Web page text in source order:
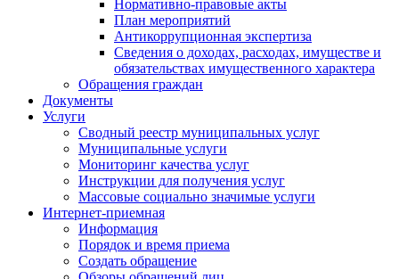
Нормативно-правовые акты
План мероприятий
Антикоррупционная экспертиза
Сведения о доходах, расходах, имуществе и
обязательствах имущественного характера
Обращения граждан
Документы
Услуги
Сводный реестр муниципальных услуг
Муниципальные услуги
Мониторинг качества услуг
Инструкции для получения услуг
Массовые социально значимые услуги
Интернет-приемная
Информация
Порядок и время приема
Создать обращение